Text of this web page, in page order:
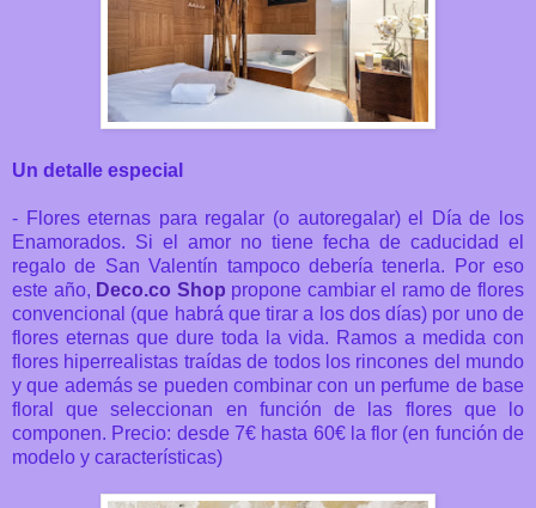
Un detalle especial
- Flores eternas para regalar (o autoregalar) el Día de los
Enamorados. Si el amor no tiene fecha de caducidad el
regalo de San Valentín tampoco debería tenerla. Por eso
este año, Deco.co Shop propone cambiar el ramo de flores
convencional (que habrá que tirar a los dos días) por uno de
flores eternas que dure toda la vida. Ramos a medida con
flores hiperrealistas traídas de todos los rincones del mundo
y que además se pueden combinarcon un perfume de base
floral que seleccionan en función de las flores que lo
componen. Precio: desde 7€ hasta 60€ la flor (en función de
modelo y características)